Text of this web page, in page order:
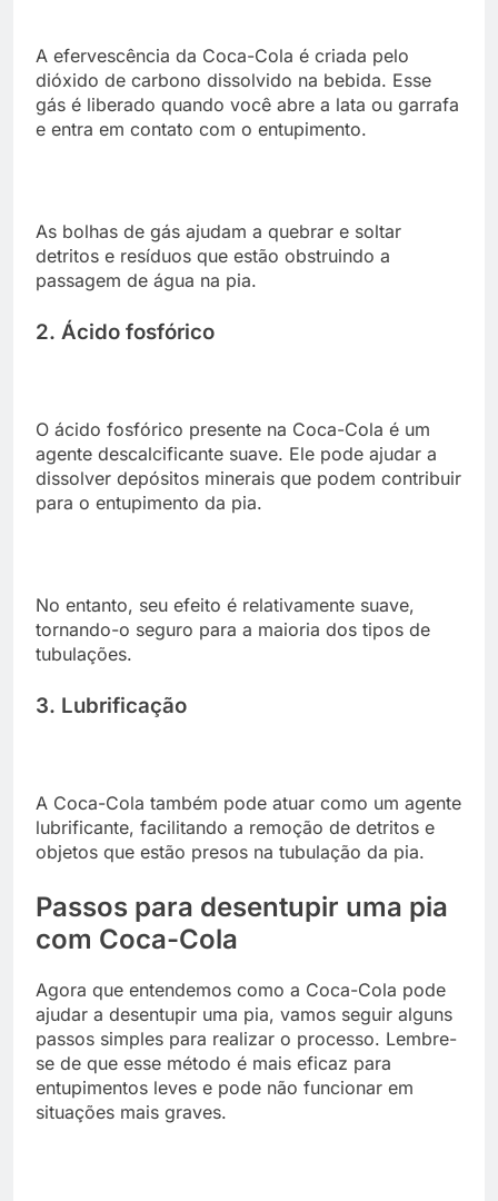
A efervescência da Coca-Cola é criada pelo
dióxido de carbono dissolvido na bebida. Esse
gás é liberado quando você abre a lata ou garrafa
e entra em contato com o entupimento.
As bolhas de gás ajudam a quebrar e soltar
detritos e resíduos que estão obstruindo a
passagem de água na pia.
2. Ácido fosfórico
O ácido fosfórico presente na Coca-Cola é um
agente descalcificante suave. Ele pode ajudar a
dissolver depósitos minerais que podem contribuir
para o entupimento da pia.
No entanto, seu efeito é relativamente suave,
tornando-o seguro para a maioria dos tipos de
tubulações.
3. Lubrificação
A Coca-Cola também pode atuar como um agente
lubrificante, facilitando a remoção de detritos e
objetos que estão presos na tubulação da pia.
Passos para desentupir uma pia
com Coca-Cola
Agora que entendemos como a Coca-Cola pode
ajudar a desentupir uma pia, vamos seguir alguns
passos simples para realizar o processo. Lembre-
se de que esse método é mais eficaz para
entupimentos leves e pode não funcionar em
situações mais graves.